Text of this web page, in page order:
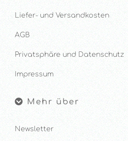
Liefer- und Versandkosten
AGB
Privatsphäre und Datenschutz
Impressum
Mehr über
Newsletter